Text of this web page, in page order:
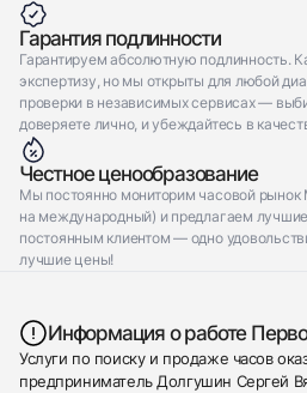
Гарантия подлинности
Гарантируем абсолютную подлинность.
экспертизу, но мы открыты для любой
проверки в независимых сервисах —
доверяете лично, и убеждайтесь в
Честное ценообразование
Мы постоянно мониторим часовой рынок
на международный) и предлагаем
постоянным клиентом — одно
лучшие цены!
Информация о работе
Услуги по поиску и продаже часов
предприниматель Долгушин Сергей